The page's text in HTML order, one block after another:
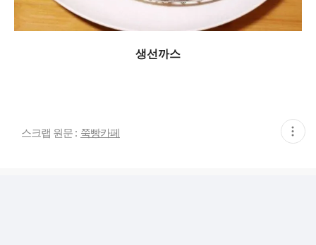
생선까스
스크랩 원문 : 쭉빵카페 현
재